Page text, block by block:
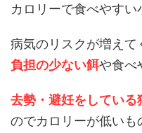
カロリーで食べやすい
病気のリスクが増えて
負担の少ない餌や食べ
去勢・避妊をしてい
のでカロリーが低いも